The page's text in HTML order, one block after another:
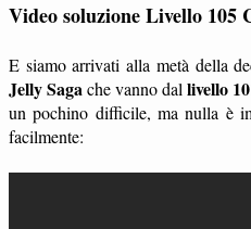
Video soluzione Livello 105
E siamo arrivati alla metà della
Jelly Sagache vanno dallivello
un pochino difficile, ma nulla è
facilmente: